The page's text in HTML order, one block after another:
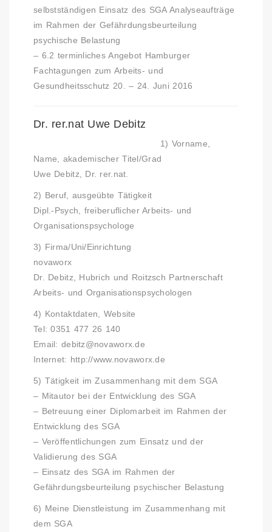
selbstständigen Einsatz des SGA Analyseaufträge
im Rahmen der Gefährdungsbeurteilung
psychische Belastung
– 6.2 terminliches Angebot Hamburger
Fachtagungen zum Arbeits- und
Gesundheitsschutz 20. – 24. Juni 2016
Dr. rer.nat Uwe Debitz
1) Vorname,
Name, akademischer Titel/Grad
Uwe Debitz, Dr. rer.nat.
2) Beruf, ausgeübte Tätigkeit
Dipl.-Psych, freiberuflicher Arbeits- und
Organisationspsychologe
3) Firma/Uni/Einrichtung
novaworx
Dr. Debitz, Hubrich und Roitzsch Partnerschaft
Arbeits- und Organisationspsychologen
4) Kontaktdaten, Website
Tel: 0351 477 26 140
Email: debitz@novaworx.de
Internet: http://www.novaworx.de
5) Tätigkeit im Zusammenhang mit dem SGA
– Mitautor bei der Entwicklung des SGA
– Betreuung einer Diplomarbeit im Rahmen der
Entwicklung des SGA
– Veröffentlichungen zum Einsatz und der
Validierung des SGA
– Einsatz des SGA im Rahmen der
Gefährdungsbeurteilung psychischer Belastung
6) Meine Dienstleistung im Zusammenhang mit
dem SGA